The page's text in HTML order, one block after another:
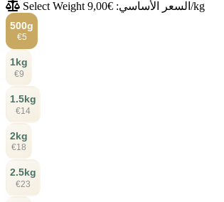
Select Weight السعر الأساسي: €9,00/kg
500g
€5
1kg
€9
1.5kg
€14
2kg
€18
2.5kg
€23